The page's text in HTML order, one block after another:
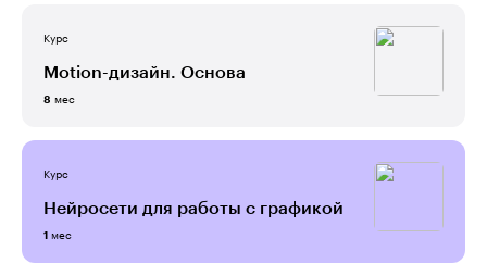
Курс
Motion-дизайн. Основа
8 мес
Курс
Нейросети для работы с графикой
1 мес